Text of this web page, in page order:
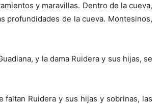
y maravillas. Dentro de la cueva,
profundidades de la cueva. Montesinos,
y la dama Ruidera y sus hijas, se
Ruidera y sus hijas y sobrinas, las